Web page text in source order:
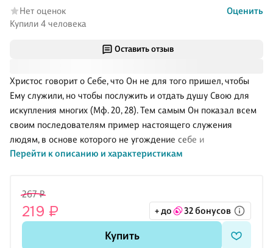
Оставить отзыв
Христос говорит о Себе, что Он не для того пришел, чтобы
Ему служили, но чтобы послужить и отдать душу Свою для
искупления многих (Мф. 20, 28). Тем самым Он показал всем
своим последователям пример настоящего служения
людям, в основе которого не угождение себе и
человеческому в человеке, но жертва. . . .
Перейти к описанию и характеристикам
Нет оценок
Оценить
Купили 4 человека
267 ₽
219 ₽ + до 32 бонусов
Купить